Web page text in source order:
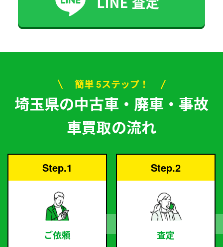
簡単 5ステップ！
埼玉県の中古車・廃車・事故
車買取の流れ
Step.1
ご依頼
Step.2
査定